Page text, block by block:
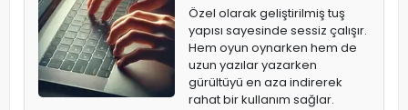
Özel olarak geliştirilmiş tuş
yapısı sayesinde sessiz çalışır.
Hem oyun oynarken hem de
uzun yazılar yazarken
gürültüyü en aza indirerek
rahat bir kullanım sağlar.